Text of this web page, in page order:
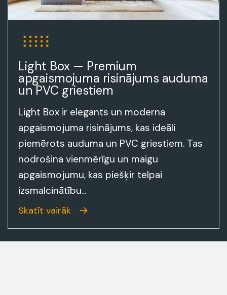
Light Box — Premium
apgaismojuma risinājums auduma
un PVC griestiem
Light Box ir elegants un moderna
apgaismojuma risinājums, kas ideāli
piemērots auduma un PVC griestiem. Tas
nodrošina vienmērīgu un maigu
apgaismojumu, kas piešķir telpai
izsmalcinātību...
Skatīt vairāk